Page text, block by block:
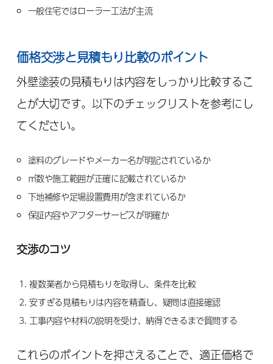
一般住宅ではローラー工法が主流
価格交渉と見積もり比較のポイント
外壁塗装の見積もりは内容をしっかり比較するこ
とが大切です。以下のチェックリストを参考にし
てください。
塗料のグレードやメーカー名が明記されているか
㎡数や施工範囲が正確に記載されているか
下地補修や足場設置費用が含まれているか
保証内容やアフターサービスが明確か
交渉のコツ
複数業者から見積もりを取得し、条件を比較
安すぎる見積もりは内容を精査し、疑問は直接確認
工事内容や材料の説明を受け、納得できるまで質問する
これらのポイントを押さえることで、適正価格で